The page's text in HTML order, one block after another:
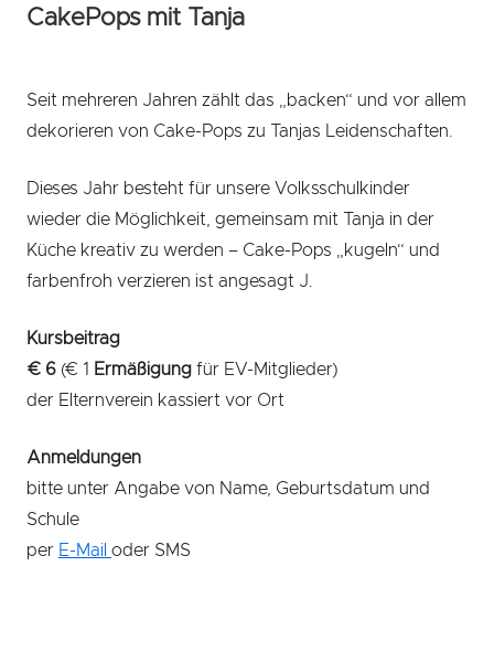
CakePops mit Tanja
Seit mehreren Jahren zählt das „backen“ und vor allem
dekorieren von Cake-Pops zu Tanjas Leidenschaften.
Dieses Jahr besteht für unsere Volksschulkinder
wieder die Möglichkeit, gemeinsam mit Tanja in der
Küche kreativ zu werden – Cake-Pops „kugeln“ und
farbenfroh verzieren ist angesagt J.
Kursbeitrag
€ 6 (€ 1 Ermäßigung für EV-Mitglieder)
der Elternverein kassiert vor Ort
Anmeldungen
bitte unter Angabe von Name, Geburtsdatum und
Schule
per E-Mail oder SMS